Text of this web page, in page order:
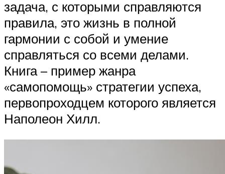
задача, с которыми справляются
правила, это жизнь в полной
гармонии с собой и умение
справляться со всеми делами.
Книга – пример жанра
«самопомощь» стратегии успеха,
первопроходцем которого является
Наполеон Хилл.